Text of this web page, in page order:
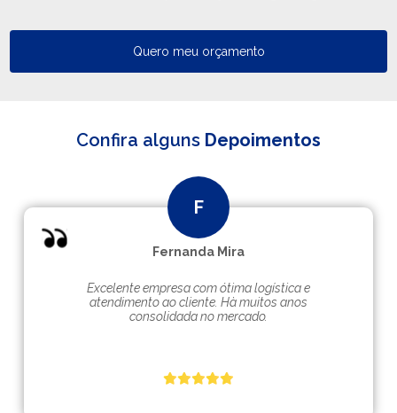
Quero meu orçamento
Confira alguns Depoimentos
Fernanda Mira
Excelente empresa com ótima logística e
atendimento ao cliente. Hà muitos anos
consolidada no mercado.